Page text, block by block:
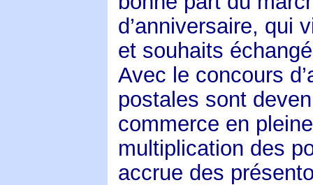
d’anniversaire, qui
et souhaits
Avec le concours
postales sont
commerce en
multiplication des
accrue des